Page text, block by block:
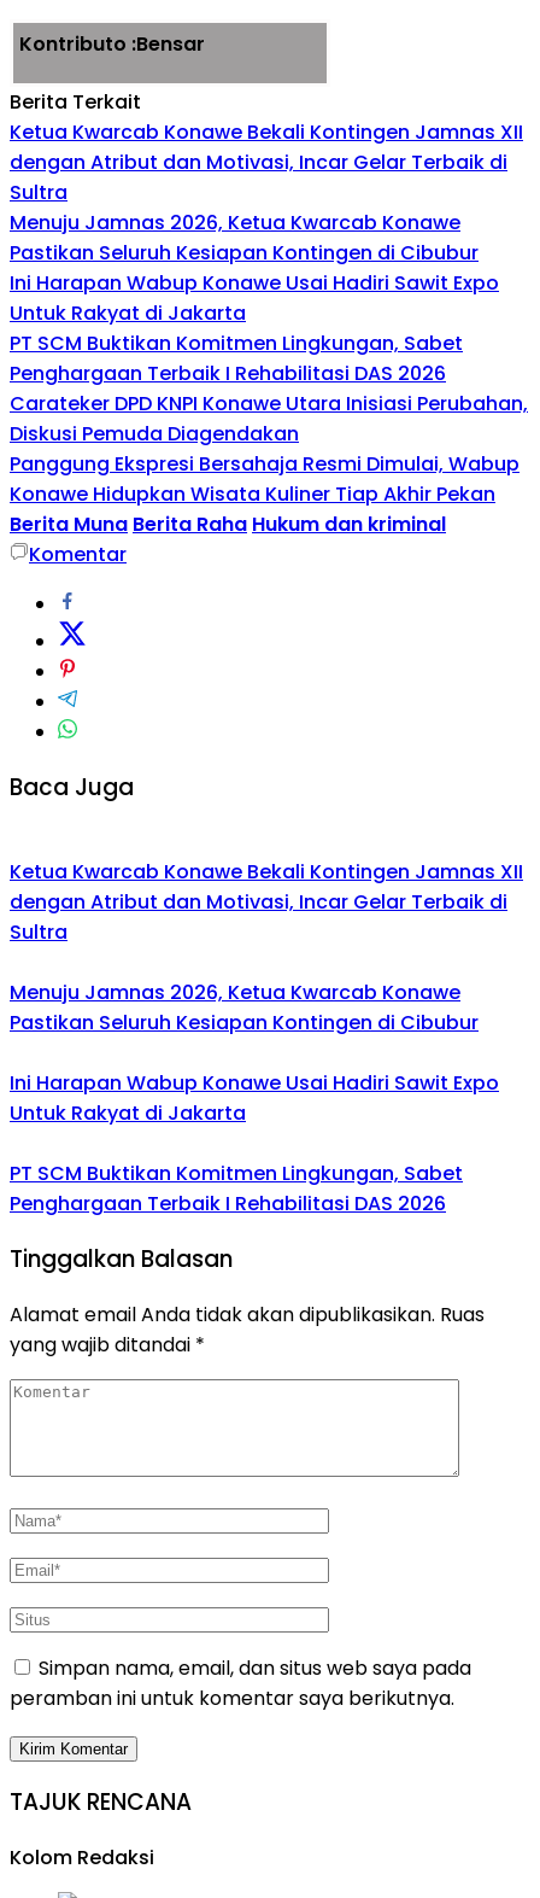
Kontributo :Bensar
Berita Terkait
Ketua Kwarcab Konawe Bekali Kontingen Jamnas XII
dengan Atribut dan Motivasi, Incar Gelar Terbaik di
Sultra
Menuju Jamnas 2026, Ketua Kwarcab Konawe
Pastikan Seluruh Kesiapan Kontingen di Cibubur
Ini Harapan Wabup Konawe Usai Hadiri Sawit Expo
Untuk Rakyat di Jakarta
PT SCM Buktikan Komitmen Lingkungan, Sabet
Penghargaan Terbaik I Rehabilitasi DAS 2026
Carateker DPD KNPI Konawe Utara Inisiasi Perubahan,
Diskusi Pemuda Diagendakan
Panggung Ekspresi Bersahaja Resmi Dimulai, Wabup
Konawe Hidupkan Wisata Kuliner Tiap Akhir Pekan
Berita Muna Berita Raha Hukum dan kriminal
Komentar
Baca Juga
Ketua Kwarcab Konawe Bekali Kontingen Jamnas XII
dengan Atribut dan Motivasi, Incar Gelar Terbaik di
Sultra
Menuju Jamnas 2026, Ketua Kwarcab Konawe
Pastikan Seluruh Kesiapan Kontingen di Cibubur
Ini Harapan Wabup Konawe Usai Hadiri Sawit Expo
Untuk Rakyat di Jakarta
PT SCM Buktikan Komitmen Lingkungan, Sabet
Penghargaan Terbaik I Rehabilitasi DAS 2026
Tinggalkan Balasan
Alamat email Anda tidak akan dipublikasikan. Ruas
yang wajib ditandai *
Simpan nama, email, dan situs web saya pada
peramban ini untuk komentar saya berikutnya.
TAJUK RENCANA
Kolom Redaksi